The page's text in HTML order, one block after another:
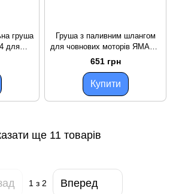
груша
для
масло-
Груша з паливним шлангом
для човнових моторів ЯМАХА
C24620 ущільнена 2 м масло-
бензостійка гума 14x8 мм
651 грн
Купити
ще 11 товарів
1з 2 Вперед